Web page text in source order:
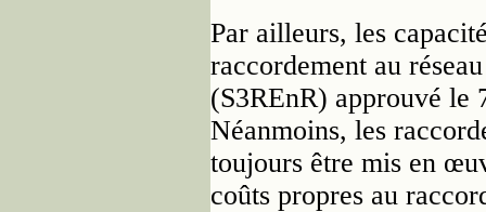
Par ailleurs, les
raccordement au
(S3REnR) approuvé le
Néanmoins, les
toujours être mis en
coûts propres au